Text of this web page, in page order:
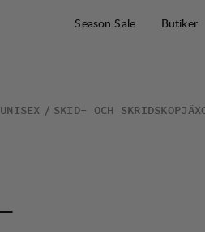
Season Sale Butiker
UNISEX SKID- OCH